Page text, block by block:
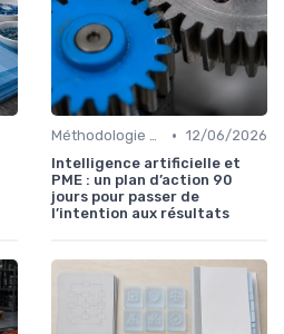
Méthodologie de déploiement IA • 12/06/2026
Intelligence artificielle et
PME : un plan d’action 90
jours pour passer de
l’intention aux résultats